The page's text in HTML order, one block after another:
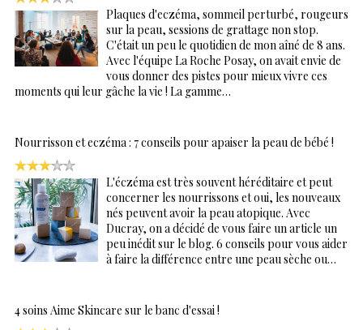
Plaques d'eczéma, sommeil perturbé, rougeurs
sur la peau, sessions de grattage non stop.
C'était un peu le quotidien de mon aîné de 8 ans.
Avec l'équipe La Roche Posay, on avait envie de
vous donner des pistes pour mieux vivre ces
moments qui leur gâche la vie ! La gamme…
Nourrisson et eczéma : 7 conseils pour apaiser la peau de bébé !
L'éczéma est très souvent héréditaire et peut
concerner les nourrissons et oui, les nouveaux
nés peuvent avoir la peau atopique. Avec
Ducray, on a décidé de vous faire un article un
peu inédit sur le blog. 6 conseils pour vous aider
à faire la différence entre une peau sèche ou…
4 soins Aime Skincare sur le banc d'essai !